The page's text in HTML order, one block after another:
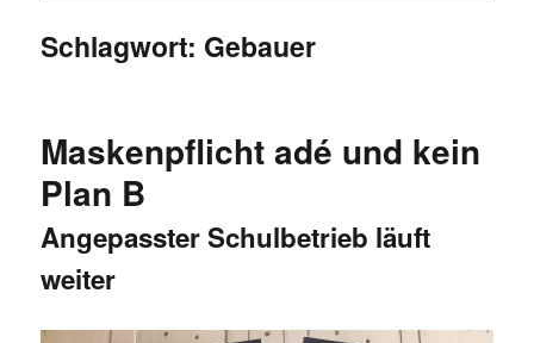
Schlagwort: Gebauer
Maskenpflicht adé und kein
Plan B
Angepasster Schulbetrieb läuft
weiter